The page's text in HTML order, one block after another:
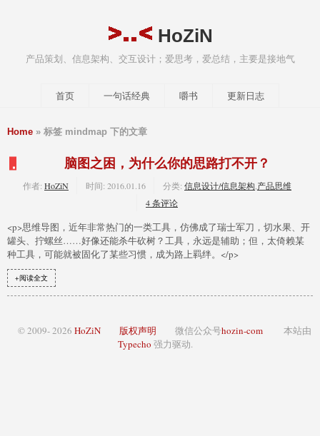
HoZiN
产品策划、信息架构、交互设计；爱思考，爱总结，主要是接地气
首页 一句话经典 嚼书 更新日志
Home » 标签 mindmap 下的文章
脑图之困，为什么你的思路打不开？
作者: HoZiN 时间: 2016.01.16 分类: 信息设计/信息架构 产品思维
4 条评论
<p>思维导图，近年非常热门的一类工具，仿佛成了瑞士军刀，切水果、开
罐头、拧螺丝……好像还能杀牛砍树？工具，永远是辅助；但，太倚赖某
种工具，可能就被固化了某些习惯，成为路上羁绊。</p>
+阅读全文
© 2009- 2026 HoZiN 版权声明 微信公众号hozin-com
本站由
Typecho 强力驱动.